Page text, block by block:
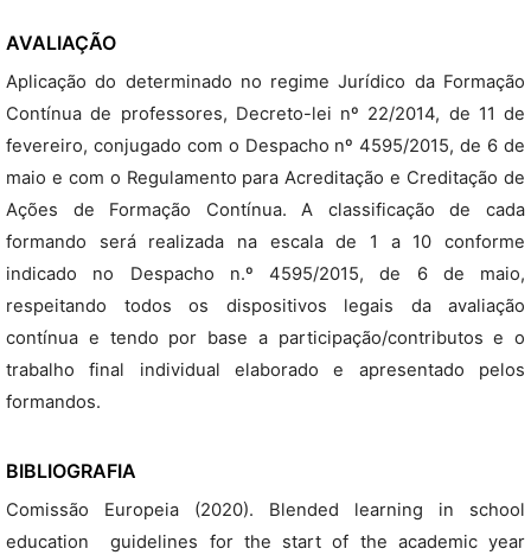
AVALIAÇÃO
Aplicação do determinado no regime Jurídico da Formação
Contínua de professores, Decreto-lei nº 22/2014, de 11 de
fevereiro, conjugado com o Despacho nº 4595/2015, de 6 de
maio e com o Regulamento para Acreditação e Creditação de
Ações de Formação Contínua. A classificação de cada
formando será realizada na escala de 1 a 10 conforme
indicado no Despacho n.º 4595/2015, de 6 de maio,
respeitando todos os dispositivos legais da avaliação
contínua e tendo por base a participação/contributos e o
trabalho final individual elaborado e apresentado pelos
formandos.
BIBLIOGRAFIA
Comissão Europeia (2020). Blended learning in school
education  guidelines for the start of the academic year